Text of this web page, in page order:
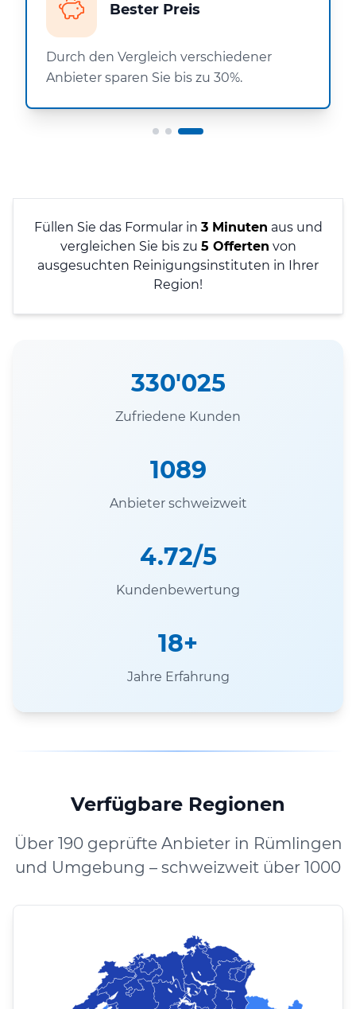
Bester Preis
Durch den Vergleich verschiedener
Anbieter sparen Sie bis zu 30%.
Füllen Sie das Formular in 3 Minuten aus und
vergleichen Sie bis zu 5 Offerten von
ausgesuchten Reinigungsinstituten in Ihrer
Region!
330'025
Zufriedene Kunden
1089
Anbieter schweizweit
4.72/5
Kundenbewertung
18+
Jahre Erfahrung
Verfügbare Regionen
Über 190 geprüfte Anbieter in Rümlingen
und Umgebung – schweizweit über 1000